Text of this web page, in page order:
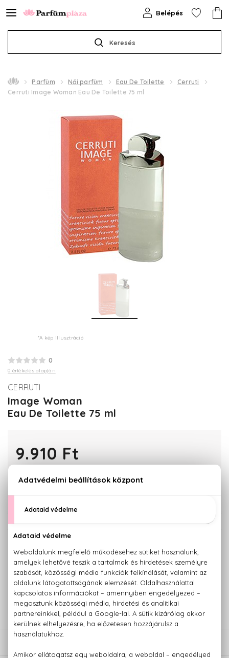
Keresés
Belépés
Parfüm Női parfüm Eau De Toilette
Cerruti
Cerruti Image Woman Eau De Toilette 75 ml
*A kép illusztráció
0
0 értékelés alapján
CERRUTI
Image Woman
Eau De Toilette 75 ml
9.910 Ft
KOSÁRBA TESZEM
100% eredeti termékek, 14 napos visszaküldési garanciával
Kérdésed van, elakadtál? Hívd ügyfélszolgálatunkat:+36 20
779 1926